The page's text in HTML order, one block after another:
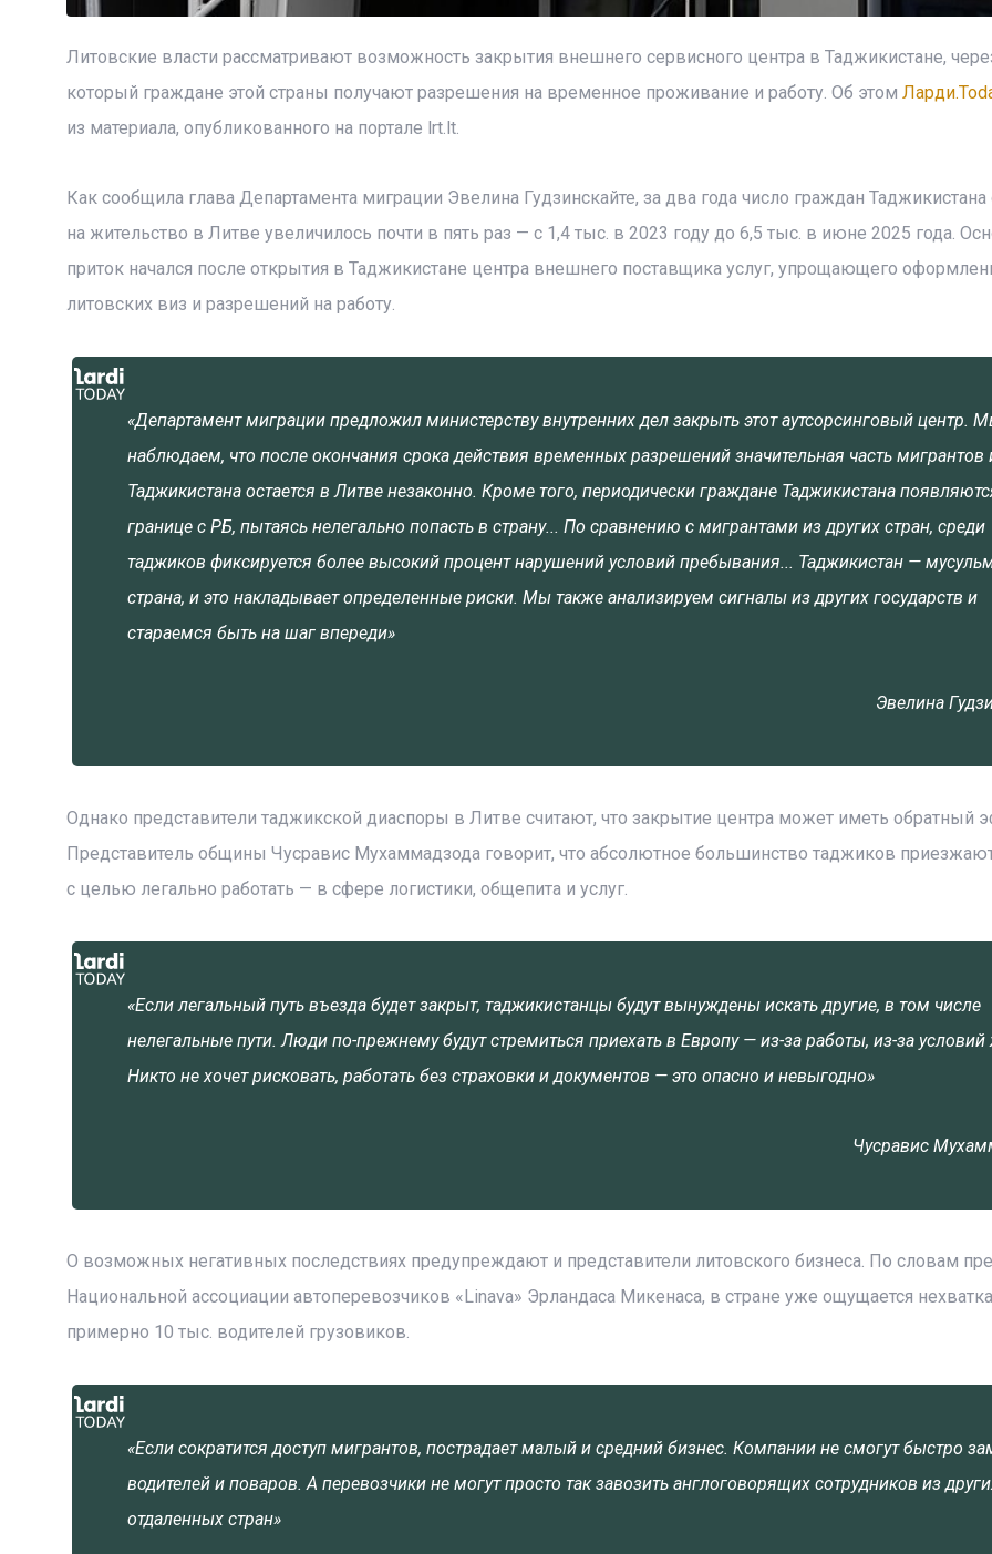
Литовские власти рассматривают возможность закрытия внешнего сервисного центра в Таджикистане,
который граждане этой страны получают разрешения на временное проживание и работу. Об этом
из материала, опубликованного на портале lrt.lt.
Как сообщила глава Департамента миграции Эвелина Гудзинскайте, за два года число граждан
на жительство в Литве увеличилось почти в пять раз — с 1,4 тыс. в 2023 году до 6,5 тыс. в июне 2025 года.
приток начался после открытия в Таджикистане центра внешнего поставщика услуг, упрощающего
литовских виз и разрешений на работу.
«Департамент миграции предложил министерству внутренних дел закрыть этот аутсорсинговый центр.
наблюдаем, что после окончания срока действия временных разрешений значительная часть мигрантов
Таджикистана остается в Литве незаконно. Кроме того, периодически граждане Таджикистана
границе с РБ, пытаясь нелегально попасть в страну... По сравнению с мигрантами из других стран, среди
таджиков фиксируется более высокий процент нарушений условий пребывания... Таджикистан —
страна, и это накладывает определенные риски. Мы также анализируем сигналы из других государств и
стараемся быть на шаг впереди»
Эвелина
Однако представители таджикской диаспоры в Литве считают, что закрытие центра может иметь обратный
Представитель общины Чусравис Мухаммадзода говорит, что абсолютное большинство таджиков
с целью легально работать — в сфере логистики, общепита и услуг.
«Если легальный путь въезда будет закрыт, таджикистанцы будут вынуждены искать другие, в том числе
нелегальные пути. Люди по-прежнему будут стремиться приехать в Европу — из-за работы, из-за условий
Никто не хочет рисковать, работать без страховки и документов — это опасно и невыгодно»
Чусравис
О возможных негативных последствиях предупреждают и представители литовского бизнеса. По словам
Национальной ассоциации автоперевозчиков «Linava» Эрландаса Микенаса, в стране уже ощущается нехватка
примерно 10 тыс. водителей грузовиков.
«Если сократится доступ мигрантов, пострадает малый и средний бизнес. Компании не смогут быстро
водителей и поваров. А перевозчики не могут просто так завозить англоговорящих сотрудников из
отдаленных стран»